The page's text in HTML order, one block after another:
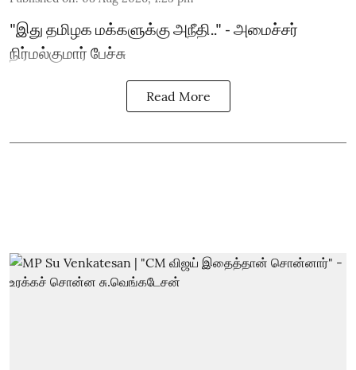
"இது தமிழக மக்களுக்கு அநீதி.." - அமைச்சர்
நிர்மல்குமார் பேச்சு
Read More